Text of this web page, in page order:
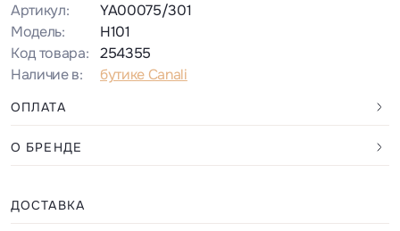
Артикул:
YA00075/301
Модель:
H101
Код товара:
254355
Наличие в:
бутике Canali
ОПЛАТА
О БРЕНДЕ
ДОСТАВКА